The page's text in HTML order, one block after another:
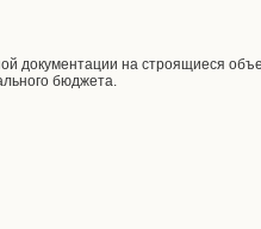
документации на строящиеся
бюджета.